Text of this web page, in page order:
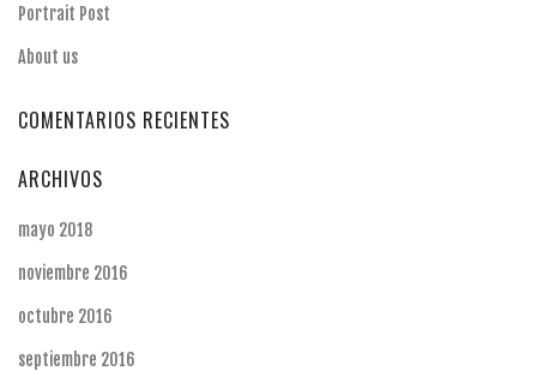
Portrait Post
About us
COMENTARIOS RECIENTES
ARCHIVOS
mayo 2018
noviembre 2016
octubre 2016
septiembre 2016